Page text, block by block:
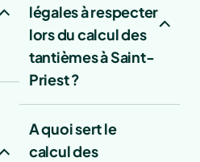
légales à respecter
lors du calcul des
tantièmes à Saint-
Priest ?
A quoi sert le
calcul des